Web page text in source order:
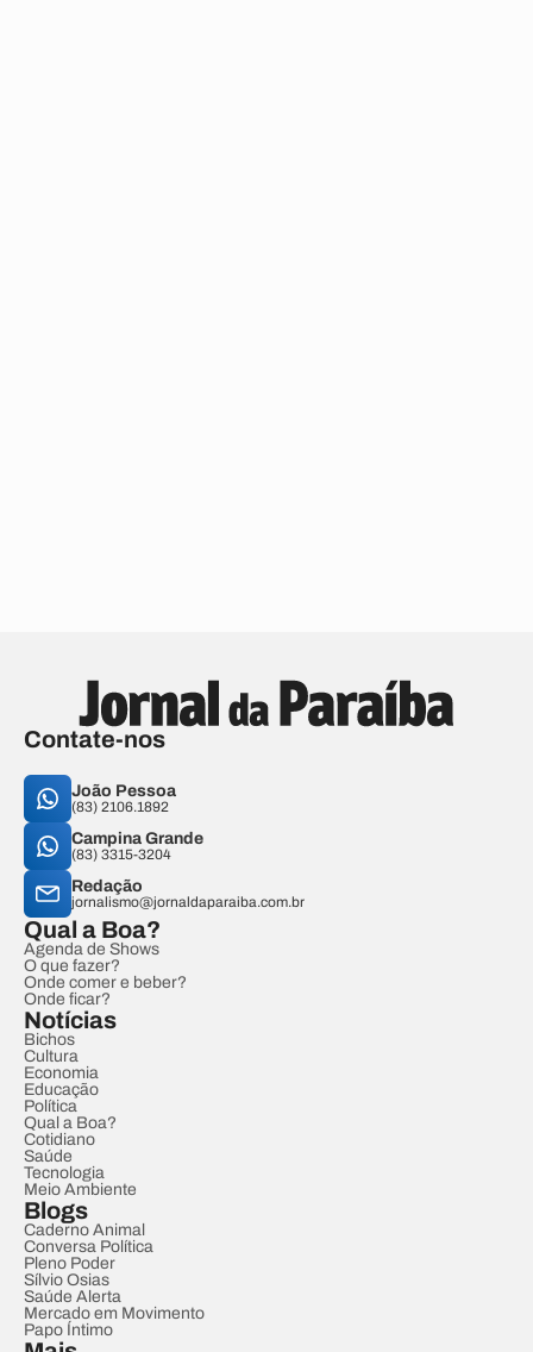
Contate-nos
João Pessoa
(83) 2106.1892
Campina Grande
(83) 3315-3204
Redação
jornalismo@jornaldaparaiba.com.br
Qual a Boa?
Agenda de Shows
O que fazer?
Onde comer e beber?
Onde ficar?
Notícias
Bichos
Cultura
Economia
Educação
Política
Qual a Boa?
Cotidiano
Saúde
Tecnologia
Meio Ambiente
Blogs
Caderno Animal
Conversa Política
Pleno Poder
Sílvio Osias
Saúde Alerta
Mercado em Movimento
Papo Íntimo